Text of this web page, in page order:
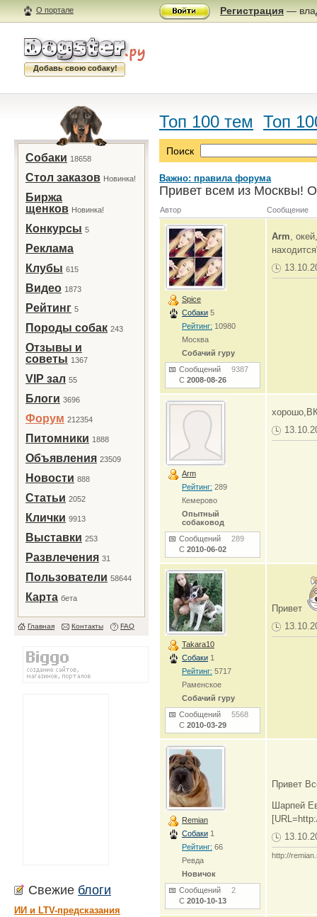
О портале Регистрация —
Добавь свою собаку!
Собаки 18658
Стол заказов Новинка!
Биржа
щенков Новинка!
Конкурсы 5
Реклама
Клубы 615
Видео 1873
Рейтинг 5
Породы собак 243
Отзывы и
советы 1367
VIP зал 55
Блоги 3696
Форум 212354
Питомники 1888
Объявления 23509
Новости 888
Статьи 2052
Клички 9913
Выставки 253
Развлечения 31
Пользователи 58644
Карта бета
Главная Контакты FAQ
Свежие блоги
ИИ и LTV-предсказания
Топ 100 тем Топ
Поиск
Важно: правила форума
Привет всем из Москвы!
Автор Сообщение
Spice
Собаки 5
Рейтинг: 10980
Москва
Собачий гуру
Сообщений 9387
С 2008-08-26
Arm,
Arm
Рейтинг: 289
Кемерово
Опытный
собаковод
Сообщений 289
С 2010-06-02
Takara10
Собаки 1
Рейтинг: 5717
Раменское
Собачий гуру
Сообщений 5568
С 2010-03-29
Привет
Remian
Собаки 1
Рейтинг: 66
Ревда
Новичок
Сообщений 2
С 2010-10-13
Привет
Шарпей
http://